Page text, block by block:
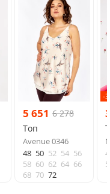
5 651 6 278
Топ
Avenue 0346
48 50 52 54 56
58 60 62 64 66
68 70 72
-